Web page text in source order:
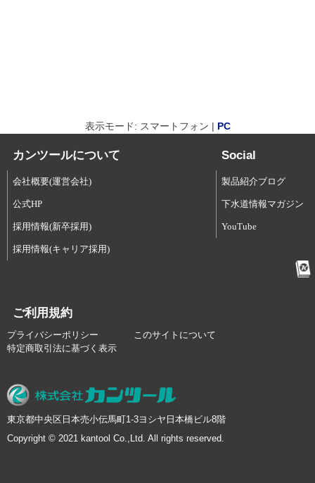
表示モード: スマートフォン | PC
カンツールについて
会社概要(運営会社)
公式HP
採用情報(新卒採用)
採用情報(キャリア採用)
Social
製品紹介ブログ
下水道情報マガジン
YouTube
ご利用規約
プライバシーポリシー
このサイトについて
特定商取引法に基づく表示
東京都中央区日本売小伝馬町1-3ヨシヤ日本橋ビル8階
Copyright © 2021 kantool Co.,Ltd. All rights reserved.